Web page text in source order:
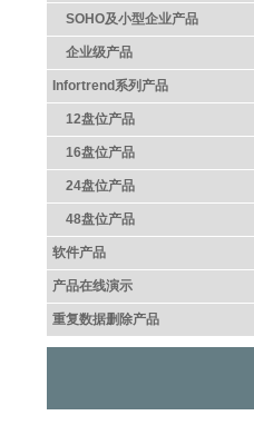
SOHO及小型企业产品
企业级产品
Infortrend系列产品
12盘位产品
16盘位产品
24盘位产品
48盘位产品
软件产品
产品在线演示
重复数据删除产品